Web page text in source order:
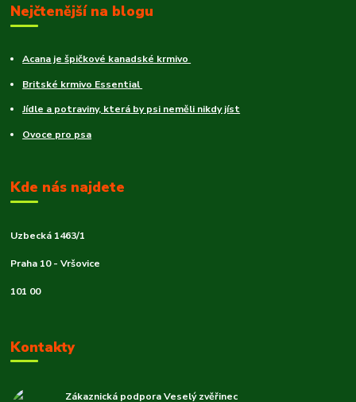
Nejčtenější na blogu
Acana je špičkové kanadské krmivo
Britské krmivo Essential
Jídle a potraviny, která by psi neměli nikdy jíst
Ovoce pro psa
Kde nás najdete
Uzbecká 1463/1
Praha 10 - Vršovice
101 00
Kontakty
Zákaznická podpora Veselý zvěřinec